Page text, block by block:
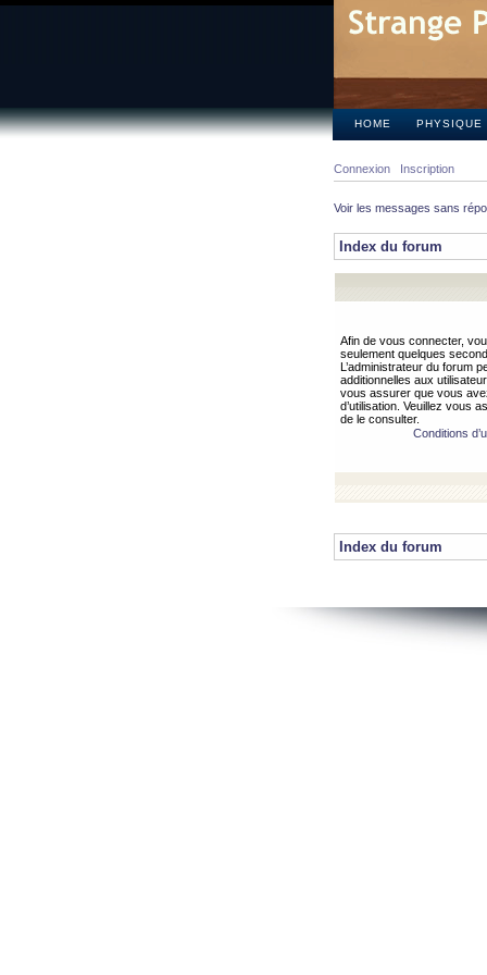
HOME PHYSIQUE
Connexion Inscription
Voir les messages sans
Index du forum
Afin de vous connecter,
seulement quelques
L’administrateur du forum
additionnelles aux
vous assurer que vous
d’utilisation. Veuillez vous
de le consulter.
Conditions
Index du forum